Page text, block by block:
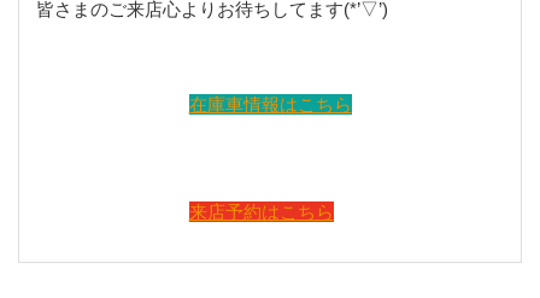
皆さまのご来店心よりお待ちしてます(*’▽’)
在庫車情報はこちら
来店予約はこちら